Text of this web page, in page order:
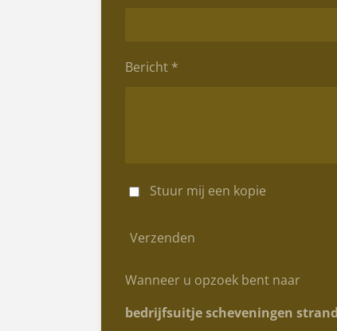
Bericht *
Stuur mij een kopie
Verzenden
Wanneer u opzoek bent naar
bedrijfsuitje scheveningen strand